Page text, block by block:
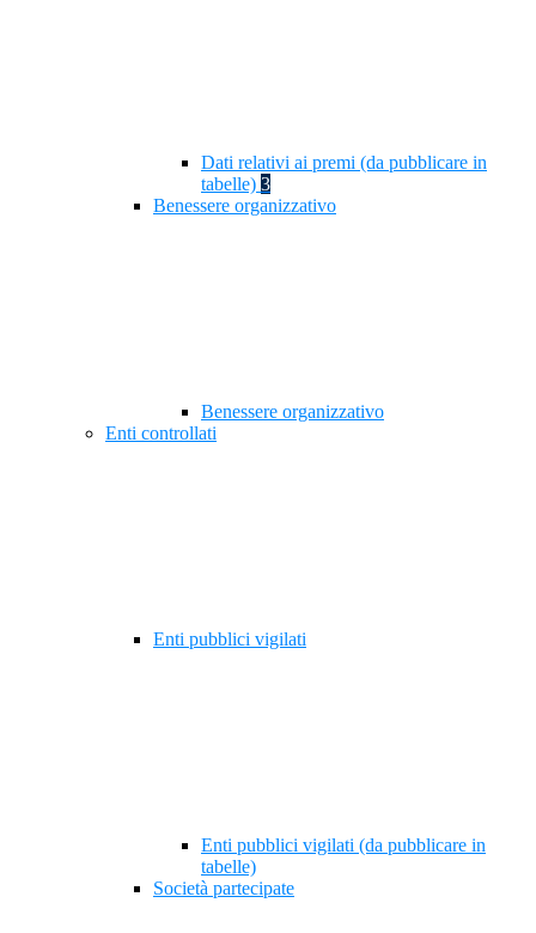
Dati relativi ai premi (da pubblicare in
tabelle) 3
Benessere organizzativo
Benessere organizzativo
Enti controllati
Enti pubblici vigilati
Enti pubblici vigilati (da pubblicare in
tabelle)
Società partecipate